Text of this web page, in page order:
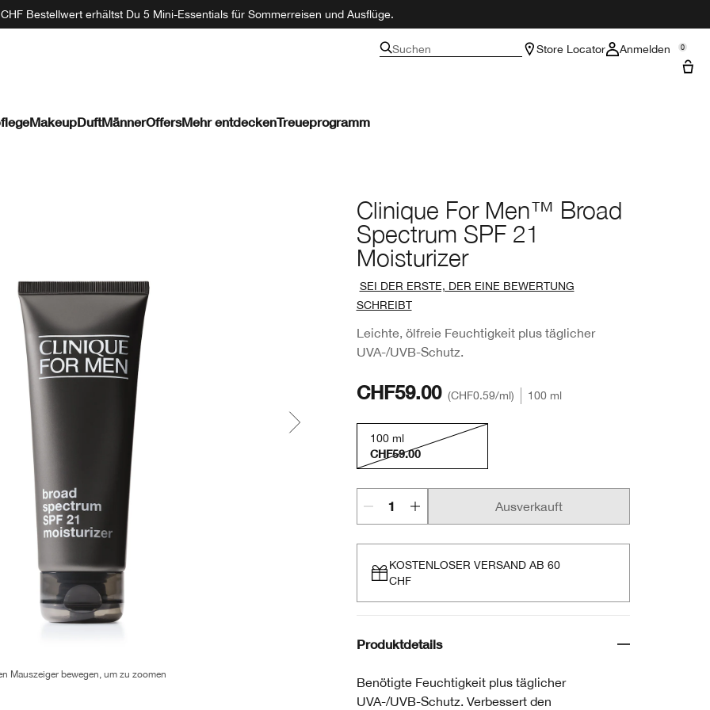
Bestellwert erhältst Du 5 Mini-Essentials für Sommerreisen und Ausflüge.
Suchen Store Locator Anmelden 0
MakeupDuftMännerOffersMehr entdeckenTreueprogramm
Clinique For Men™ Broad
Spectrum SPF 21
Moisturizer
SEI DER ERSTE, DER EINE BEWERTUNG
SCHREIBT
Leichte, ölfreie Feuchtigkeit plus täglicher
UVA-/UVB-Schutz.
Mauszeiger bewegen, um zu zoomen
CHF59.00 CHF0.59/ml 100 ml
100 ml
CHF59.00
Ausverkauft
KOSTENLOSER VERSAND AB 60
CHF
Produktdetails
Benötigte Feuchtigkeit plus täglicher
UVA-/UVB-Schutz. Verbessert den